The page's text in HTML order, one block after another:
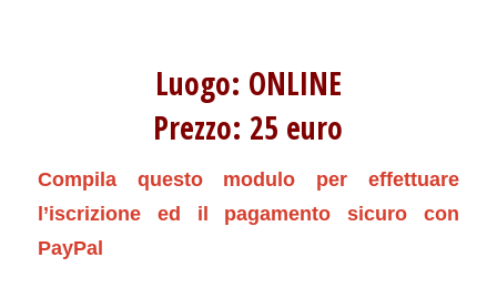
Luogo: ONLINE
Prezzo: 25 euro
Compila questo modulo per effettuare
l’iscrizione ed il pagamento sicuro con
PayPal